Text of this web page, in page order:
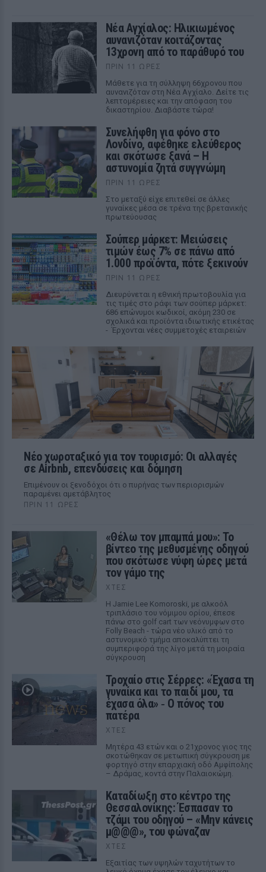
Νέα Αγχίαλος: Ηλικιωμένος
αυνανιζόταν κοιτάζοντας
13χρονη από το παράθυρό του
ΠΡΙΝ 11 ΏΡΕΣ
Μάθετε για τη σύλληψη 66χρονου που
αυνανιζόταν στη Νέα Αγχίαλο. Δείτε τις
λεπτομέρειες και την απόφαση του
δικαστηρίου. Διαβάστε τώρα!
Συνελήφθη για φόνο στο
Λονδίνο, αφέθηκε ελεύθερος
και σκότωσε ξανά – Η
αστυνομία ζητά συγγνώμη
ΠΡΙΝ 11 ΏΡΕΣ
Στο μεταξύ είχε επιτεθεί σε άλλες
γυναίκες μέσα σε τρένα της βρετανικής
πρωτεύουσας
Σούπερ μάρκετ: Μειώσεις
τιμών έως 7% σε πάνω από
1.000 προϊόντα, πότε ξεκινούν
ΠΡΙΝ 11 ΏΡΕΣ
Διευρύνεται η εθνική πρωτοβουλία για
τις τιμές στο ράφι των σούπερ μάρκετ:
686 επώνυμοι κωδικοί, ακόμη 230 σε
σχολικά και προϊόντα ιδιωτικής ετικέτας
- Έρχονται νέες συμμετοχές εταιρειών
Νέο χωροταξικό για τον τουρισμό: Οι αλλαγές
σε Airbnb, επενδύσεις και δόμηση
Επιμένουν οι ξενοδόχοι ότι ο πυρήνας των περιορισμών
παραμένει αμετάβλητος
ΠΡΙΝ 11 ΏΡΕΣ
«Θέλω τον μπαμπά μου»: Το
βίντεο της μεθυσμένης οδηγού
που σκότωσε νύφη ώρες μετά
τον γάμο της
ΧΤΕΣ
Η Jamie Lee Komoroski, με αλκοόλ
τριπλάσιο του νόμιμου ορίου, έπεσε
πάνω στο golf cart των νεόνυμφων στο
Folly Beach - τώρα νέο υλικό από το
αστυνομικό τμήμα αποκαλύπτει τη
συμπεριφορά της λίγο μετά τη μοιραία
σύγκρουση
Τροχαίο στις Σέρρες: «Έχασα τη
γυναίκα και το παιδί μου, τα
έχασα όλα» ‑ Ο πόνος του
πατέρα
ΧΤΕΣ
Μητέρα 43 ετών και ο 21χρονος γιος της
σκοτώθηκαν σε μετωπική σύγκρουση με
φορτηγό στην επαρχιακή οδό Αμφίπολης
– Δράμας, κοντά στην Παλαιοκώμη.
Καταδίωξη στο κέντρο της
Θεσσαλονίκης: Έσπασαν το
τζάμι του οδηγού – «Μην κάνεις
μ@@@», του φώναζαν
ΧΤΕΣ
Εξαιτίας των υψηλών ταχυτήτων το